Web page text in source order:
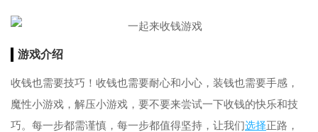
游戏介绍
收钱也需要技巧！收钱也需要耐心和小心，装钱也需要手感，
魔性小游戏，解压小游戏，要不要来尝试一下收钱的快乐和技
巧。每一步都需谨慎，每一步都值得坚持，让我们选择正路，